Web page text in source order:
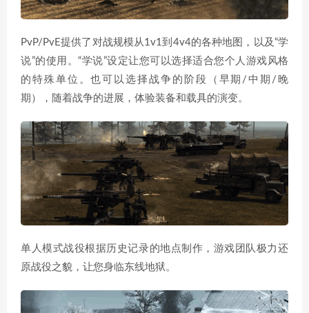
PvP/PvE提供了对战规模从1v1到4v4的各种地图，以及“学
说”的使用。“学说”设定让您可以选择适合您个人游戏风格
的特殊单位。也可以选择战争的阶段（早期/中期/晚
期），随着战争的进展，体验装备和载具的演变。
单人模式战役根据历史记录的地点制作，游戏团队极力还
原战役之貌，让您身临东线地狱。